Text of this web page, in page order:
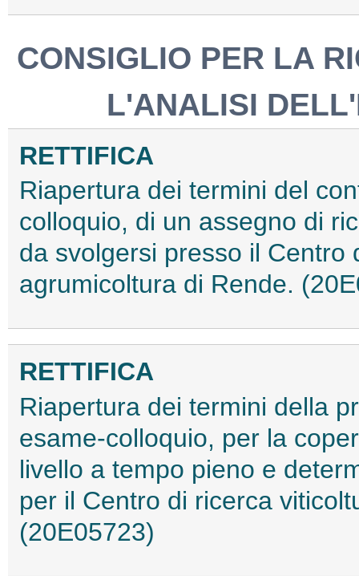
CONSIGLIO PER LA
L'ANALISI
RETTIFICA
Riapertura dei termini del
colloquio, di un assegno di
da svolgersi presso il
agrumicoltura di Rende.
RETTIFICA
Riapertura dei termini della
esame-colloquio, per la
livello a tempo pieno e
per il Centro di ricerca
(20E05723)